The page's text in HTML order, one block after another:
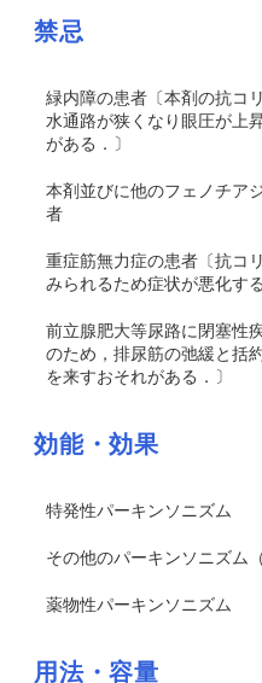
禁忌
緑内障の患者〔本剤の抗コ
水通路が狭くなり眼圧が上
がある．〕
本剤並びに他のフェノチア
者
重症筋無力症の患者〔抗コ
みられるため症状が悪化す
前立腺肥大等尿路に閉塞性
のため，排尿筋の弛緩と括
を来すおそれがある．〕
効能・効果
特発性パーキンソニズム
その他のパーキンソニズム
薬物性パーキンソニズム
用法・容量